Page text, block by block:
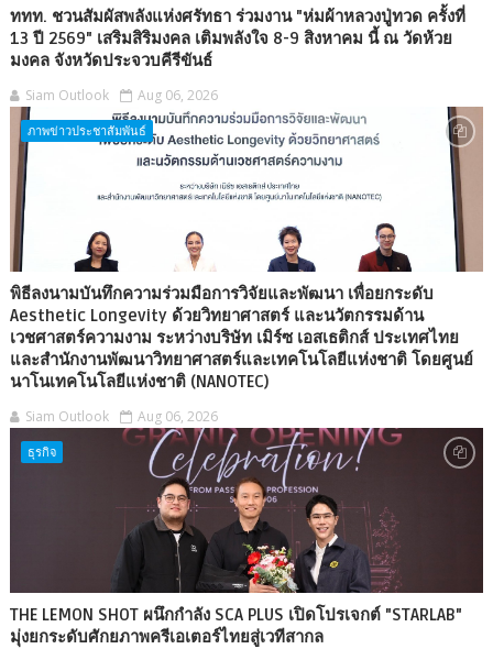
ททท. ชวนสัมผัสพลังแห่งศรัทธา ร่วมงาน "ห่มผ้าหลวงปู่ทวด ครั้งที่
13 ปี 2569" เสริมสิริมงคล เติมพลังใจ 8-9 สิงหาคม นี้ ณ วัดห้วย
มงคล จังหวัดประจวบคีรีขันธ์
Siam Outlook Aug 06, 2026
ภาพข่าวประชาสัมพันธ์
พิธีลงนามบันทึกความร่วมมือการวิจัยและพัฒนา เพื่อยกระดับ
Aesthetic Longevity ด้วยวิทยาศาสตร์ และนวัตกรรมด้าน
เวชศาสตร์ความงาม ระหว่างบริษัท เมิร์ซ เอสเธติกส์ ประเทศไทย
และสำนักงานพัฒนาวิทยาศาสตร์และเทคโนโลยีแห่งชาติ โดยศูนย์
นาโนเทคโนโลยีแห่งชาติ (NANOTEC)
Siam Outlook Aug 06, 2026
ธุรกิจ
THE LEMON SHOT ผนึกกำลัง SCA PLUS เปิดโปรเจกต์ "STARLAB"
มุ่งยกระดับศักยภาพครีเอเตอร์ไทยสู่เวทีสากล